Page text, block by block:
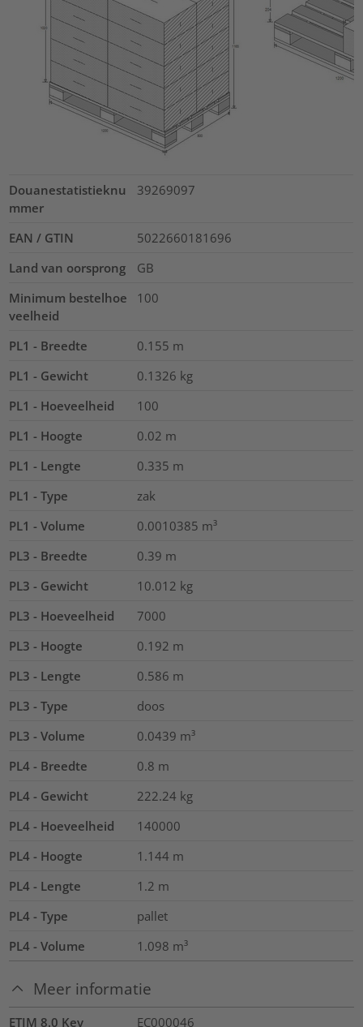
Douanestatistieknu
mmer
39269097
EAN / GTIN
5022660181696
Land van oorsprong
GB
Minimum bestelhoe
veelheid
100
PL1 - Breedte 0.155 m
PL1 - Gewicht
0.1326 kg
PL1 - Hoeveelheid
100
PL1 - Hoogte
0.02 m
PL1 - Lengte
0.335 m
PL1 - Type
zak
PL1 - Volume
0.0010385 m³
PL3 - Breedte
0.39 m
PL3 - Gewicht
10.012 kg
PL3 - Hoeveelheid
7000
PL3 - Hoogte
0.192 m
PL3 - Lengte
0.586 m
PL3 - Type
doos
PL3 - Volume
0.0439 m³
PL4 - Breedte
0.8 m
PL4 - Gewicht
222.24 kg
PL4 - Hoeveelheid
140000
PL4 - Hoogte
1.144 m
PL4 - Lengte
1.2 m
PL4 - Type
pallet
PL4 - Volume
1.098 m³
Meer informatie
ETIM 8.0 Key EC000046